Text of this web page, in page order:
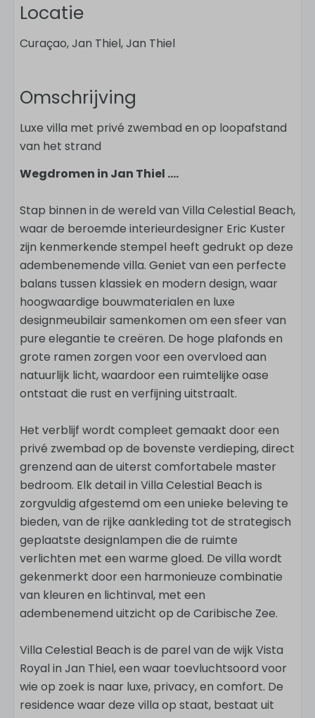
Locatie
Curaçao, Jan Thiel, Jan Thiel
Omschrijving
Luxe villa met privé zwembad en op loopafstand
van het strand
Wegdromen in Jan Thiel ....
Stap binnen in de wereld van Villa Celestial Beach,
waar de beroemde interieurdesigner Eric Kuster
zijn kenmerkende stempel heeft gedrukt op deze
adembenemende villa. Geniet van een perfecte
balans tussen klassiek en modern design, waar
hoogwaardige bouwmaterialen en luxe
designmeubilair samenkomen om een sfeer van
pure elegantie te creëren. De hoge plafonds en
grote ramen zorgen voor een overvloed aan
natuurlijk licht, waardoor een ruimtelijke oase
ontstaat die rust en verfijning uitstraalt.
Het verblijf wordt compleet gemaakt door een
privé zwembad op de bovenste verdieping, direct
grenzend aan de uiterst comfortabele master
bedroom. Elk detail in Villa Celestial Beach is
zorgvuldig afgestemd om een unieke beleving te
bieden, van de rijke aankleding tot de strategisch
geplaatste designlampen die de ruimte
verlichten met een warme gloed. De villa wordt
gekenmerkt door een harmonieuze combinatie
van kleuren en lichtinval, met een
adembenemend uitzicht op de Caribische Zee.
Villa Celestial Beach is de parel van de wijk Vista
Royal in Jan Thiel, een waar toevluchtsoord voor
wie op zoek is naar luxe, privacy, en comfort. De
residence waar deze villa op staat, bestaat uit